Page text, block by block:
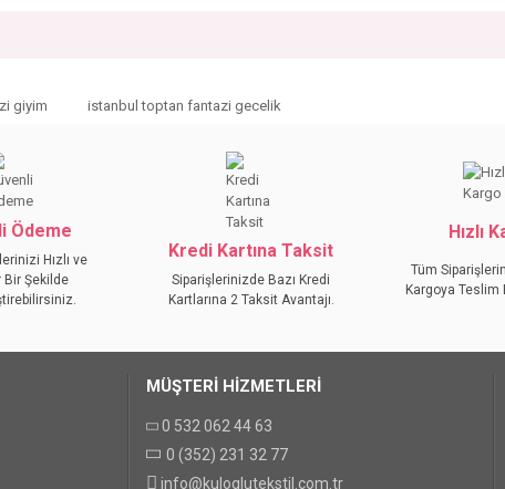
giyim istanbul toptan fantazi gecelik
Ödeme
Hızlı ve
Bir Şekilde
Kredi Kartına Taksit
Siparişlerinizde Bazı Kredi
Kartlarına 2 Taksit Avantajı.
Hızlı
Tüm
Kargoya Teslim
MÜŞTERİ HİZMETLERİ
0 532 062 44 63
0 (352) 231 32 77
info@kuloglutekstil.com.tr